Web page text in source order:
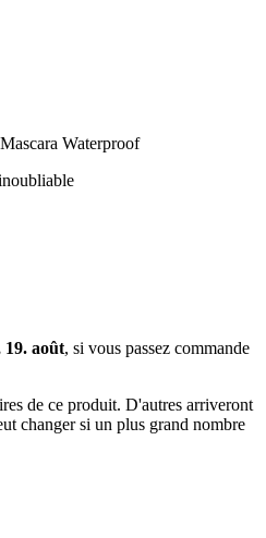
Waterproof
août, si vous passez commande
de ce produit. D'autres arriveront
changer si un plus grand nombre